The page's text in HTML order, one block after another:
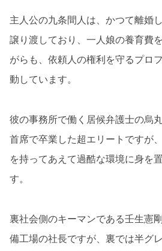
主人公の九条間人は、かつて離婚
譲り渡しており、一人娘の養育費
がらも、依頼人の権利を守るプロ
動しています。
彼の事務所で働く居候弁護士の烏
首席で卒業した超エリートですが
を持ってあえて過酷な環境に身を
す。
裏社会側のキーマンである壬生憲
備工場の社長ですが、裏では半グ